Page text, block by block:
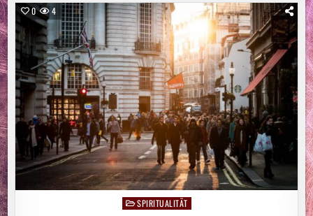
LATEINISCHE
SPRACHE
VERÄNDERT
HAT
0 4
PostedSPIRITUALITÄT